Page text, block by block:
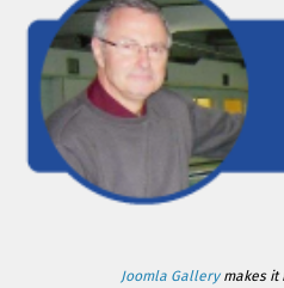
Joomla Gallerymakes it